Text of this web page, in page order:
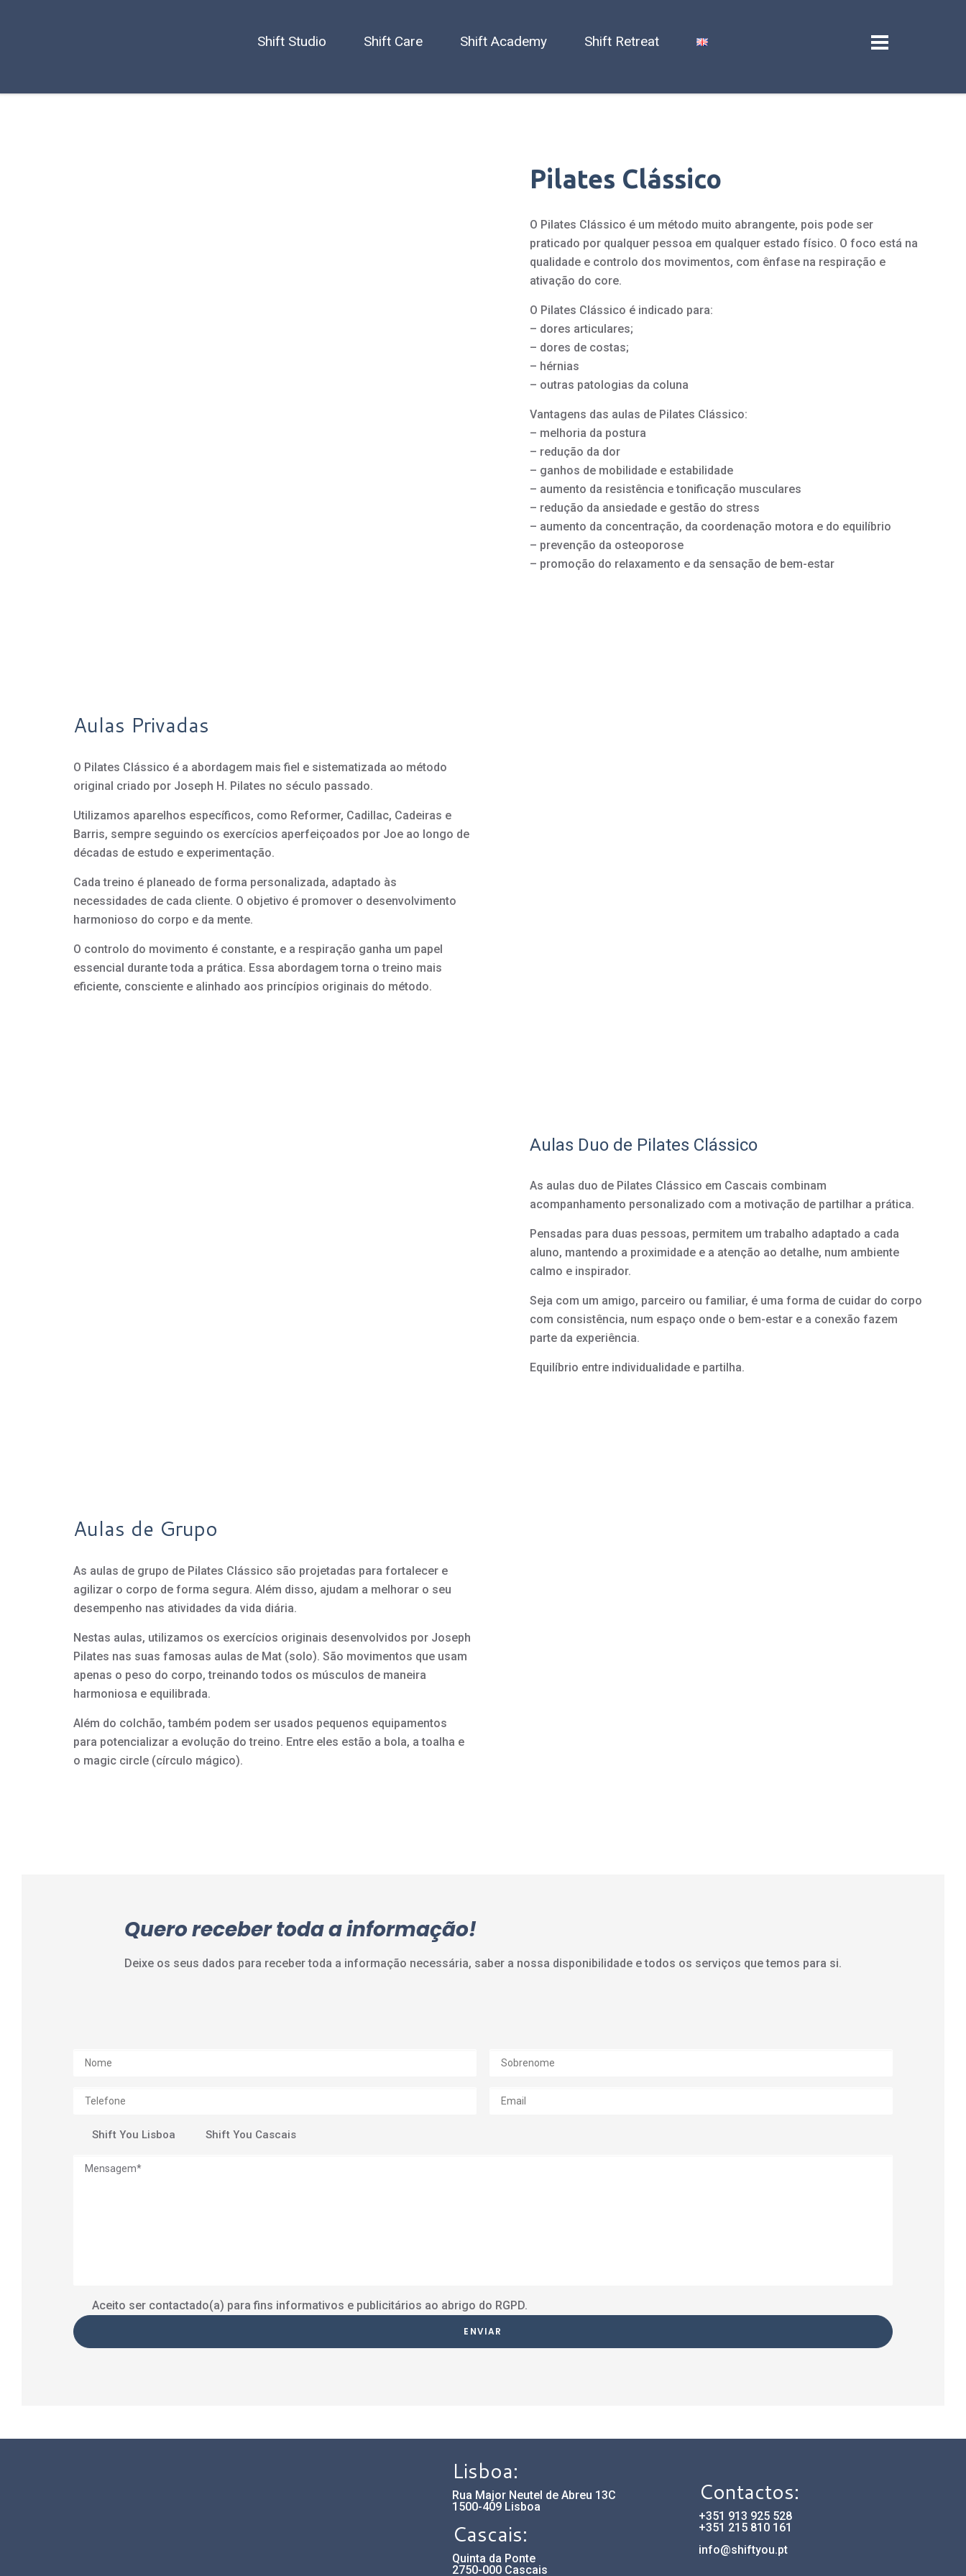
Shift Studio Shift Care Shift Academy Shift Retreat
Pilates Clássico
O Pilates Clássico é um método muito abrangente, pois pode ser
praticado por qualquer pessoa em qualquer estado físico. O foco está na
qualidade e controlo dos movimentos, com ênfase na respiração e
ativação do core.
O Pilates Clássico é indicado para:
– dores articulares;
– dores de costas;
– hérnias
– outras patologias da coluna
Vantagens das aulas de Pilates Clássico:
– melhoria da postura
– redução da dor
– ganhos de mobilidade e estabilidade
– aumento da resistência e tonificação musculares
– redução da ansiedade e gestão do stress
– aumento da concentração, da coordenação motora e do equilíbrio
– prevenção da osteoporose
– promoção do relaxamento e da sensação de bem-estar
Aulas Privadas
O Pilates Clássico é a abordagem mais fiel e sistematizada ao método
original criado por Joseph H. Pilates no século passado.
Utilizamos aparelhos específicos, como Reformer, Cadillac, Cadeiras e
Barris, sempre seguindo os exercícios aperfeiçoados por Joe ao longo de
décadas de estudo e experimentação.
Cada treino é planeado de forma personalizada, adaptado às
necessidades de cada cliente. O objetivo é promover o desenvolvimento
harmonioso do corpo e da mente.
O controlo do movimento é constante, e a respiração ganha um papel
essencial durante toda a prática. Essa abordagem torna o treino mais
eficiente, consciente e alinhado aos princípios originais do método.
Aulas Duo de Pilates Clássico
As aulas duo de Pilates Clássico em Cascais combinam
acompanhamento personalizado com a motivação de partilhar a prática.
Pensadas para duas pessoas, permitem um trabalho adaptado a cada
aluno, mantendo a proximidade e a atenção ao detalhe, num ambiente
calmo e inspirador.
Seja com um amigo, parceiro ou familiar, é uma forma de cuidar do corpo
com consistência, num espaço onde o bem-estar e a conexão fazem
parte da experiência.
Equilíbrio entre individualidade e partilha.
Aulas de Grupo
As aulas de grupo de Pilates Clássico são projetadas para fortalecer e
agilizar o corpo de forma segura. Além disso, ajudam a melhorar o seu
desempenho nas atividades da vida diária.
Nestas aulas, utilizamos os exercícios originais desenvolvidos por Joseph
Pilates nas suas famosas aulas de Mat (solo). São movimentos que usam
apenas o peso do corpo, treinando todos os músculos de maneira
harmoniosa e equilibrada.
Além do colchão, também podem ser usados pequenos equipamentos
para potencializar a evolução do treino. Entre eles estão a bola, a toalha e
o magic circle (círculo mágico).
Quero receber toda a informação!
Deixe os seus dados para receber toda a informação necessária, saber a nossa disponibilidade e todos os serviços que temos para si.
Shift You Lisboa Shift You Cascais
Aceito ser contactado(a) para fins informativos e publicitários ao abrigo do RGPD.
Lisboa:
Rua Major Neutel de Abreu 13C
1500-409 Lisboa
Cascais:
Quinta da Ponte
2750-000 Cascais
Contactos:
+351 913 925 528
+351 215 810 161
info@shiftyou.pt